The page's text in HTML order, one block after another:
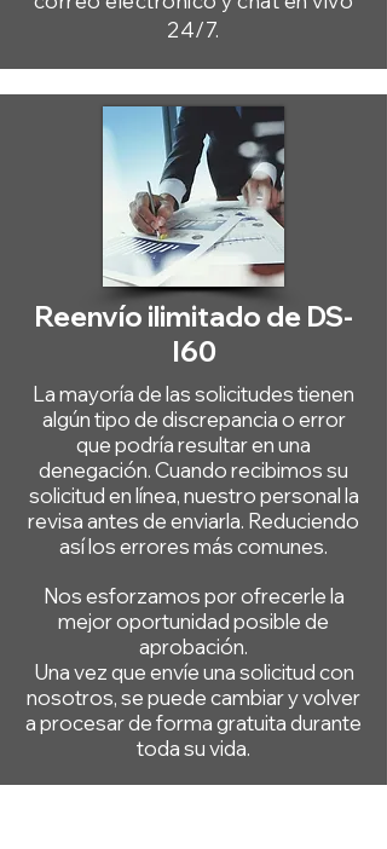
24/7.
Reenvío ilimitado de DS-
I60
La mayoría de las solicitudes tienen
algún tipo de discrepancia o error
que podría resultar en una
denegación. Cuando recibimos su
solicitud en línea, nuestro personal la
revisa antes de enviarla. Reduciendo
así los errores más comunes.
Nos esforzamos por ofrecerle la
mejor oportunidad posible de
aprobación.
Una vez que envíe una solicitud con
nosotros, se puede cambiar y volver
a procesar de forma gratuita durante
toda su vida.